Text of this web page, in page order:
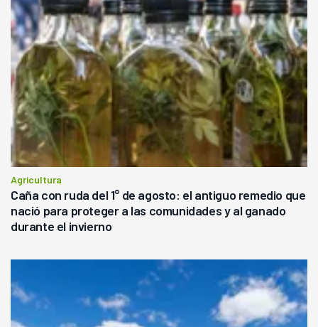
Agricultura
Caña con ruda del 1° de agosto: el antiguo remedio que
nació para proteger a las comunidades y al ganado
durante el invierno